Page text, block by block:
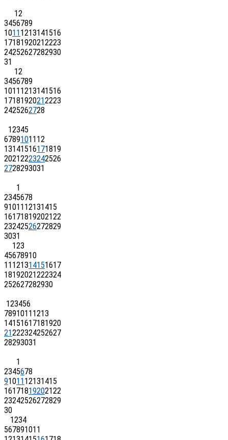
12
3456789
1011 1213141516
17181920212223
24252627282930
31
12
3456789
1011 1213141516
17181920212223
2425262728
12345
67891011 12
13141516171819
20212223242526
2728293031
1
2345678
91011 12131415
16171819202122
23242526272829
3031
123
45678910
11 121314151617
18192021222324
252627282930
123456
7891011 1213
14151617181920
21222324252627
28293031
1
2345678
91011 12131415
16171819202122
23242526272829
30
1234
567891011